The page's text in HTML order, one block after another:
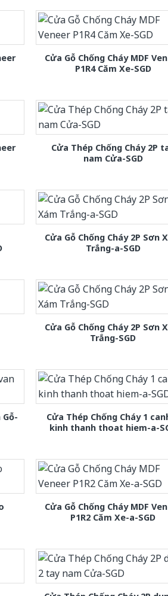
Cửa Gỗ Chống Cháy MDF
P1R4 Căm Xe-SGD
Cửa Thép Chống Cháy 2P
nam Cửa-SGD
Cửa Gỗ Chống Cháy 2P Sơn
Trắng-a-SGD
Cửa Gỗ Chống Cháy 2P Sơn
Trắng-SGD
Gỗ-
Cửa Thép Chống Cháy 1
kinh thanh thoat hiem-a-
Cửa Gỗ Chống Cháy MDF
P1R2 Căm Xe-a-SGD